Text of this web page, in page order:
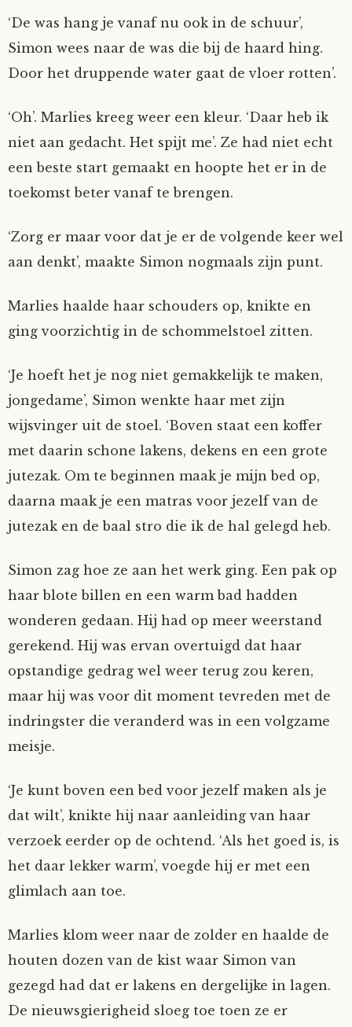
‘De was hang je vanaf nu ook in de schuur’,
Simon wees naar de was die bij de haard hing.
Door het druppende water gaat de vloer rotten’.
‘Oh’. Marlies kreeg weer een kleur. ‘Daar heb ik
niet aan gedacht. Het spijt me’. Ze had niet echt
een beste start gemaakt en hoopte het er in de
toekomst beter vanaf te brengen.
‘Zorg er maar voor dat je er de volgende keer wel
aan denkt’, maakte Simon nogmaals zijn punt.
Marlies haalde haar schouders op, knikte en
ging voorzichtig in de schommelstoel zitten.
‘Je hoeft het je nog niet gemakkelijk te maken,
jongedame’, Simon wenkte haar met zijn
wijsvinger uit de stoel. ‘Boven staat een koffer
met daarin schone lakens, dekens en een grote
jutezak. Om te beginnen maak je mijn bed op,
daarna maak je een matras voor jezelf van de
jutezak en de baal stro die ik de hal gelegd heb.
Simon zag hoe ze aan het werk ging. Een pak op
haar blote billen en een warm bad hadden
wonderen gedaan. Hij had op meer weerstand
gerekend. Hij was ervan overtuigd dat haar
opstandige gedrag wel weer terug zou keren,
maar hij was voor dit moment tevreden met de
indringster die veranderd was in een volgzame
meisje.
‘Je kunt boven een bed voor jezelf maken als je
dat wilt’, knikte hij naar aanleiding van haar
verzoek eerder op de ochtend. ‘Als het goed is, is
het daar lekker warm’, voegde hij er met een
glimlach aan toe.
Marlies klom weer naar de zolder en haalde de
houten dozen van de kist waar Simon van
gezegd had dat er lakens en dergelijke in lagen.
De nieuwsgierigheid sloeg toe toen ze er